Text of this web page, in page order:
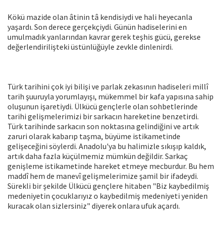
Kökü mazide olan âtinin tâ kendisiydi ve hali heyecanla
yaşardı. Son derece gerçekçiydi. Günün hadiselerini en
umulmadık yanlarından kavrar gerek teşhis gücü, gerekse
değerlendirilişteki üstünlüğüyle zevkle dinlenirdi.
Türk tarihini çok iyi bilişi ve parlak zekasının hadiseleri millî
tarih şuuruyla yorumlayışı, mükemmel bir kafa yapısına sahip
oluşunun işaretiydi. Ülkücü gençlerle olan sohbetlerinde
tarihi gelişmelerimizi bir sarkacın hareketine benzetirdi.
Türk tarihinde sarkacın son noktasına gelindiğini ve artık
zaruri olarak kabarıp taşma, büyüme istikametinde
gelişeceğini söylerdi. Anadolu'ya bu halimizle sıkışıp kaldık,
artık daha fazla küçülmemiz mümkün değildir. Sarkaç
genişleme istikametinde hareket etmeye mecburdur. Bu hem
maddî hem de manevî gelişmelerimize şamil bir ifadeydi.
Sürekli bir şekilde Ülkücü gençlere hitaben "Biz kaybedilmiş
medeniyetin çocuklarıyız o kaybedilmiş medeniyeti yeniden
kuracak olan sizlersiniz" diyerek onlara ufuk açardı.